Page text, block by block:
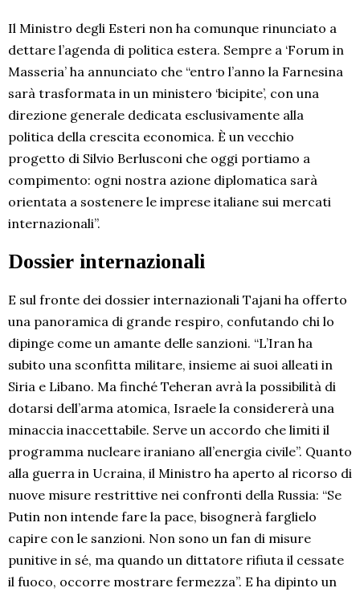
Il Ministro degli Esteri non ha comunque rinunciato a
dettare l’agenda di politica estera. Sempre a ‘Forum in
Masseria’ ha annunciato che “entro l’anno la Farnesina
sarà trasformata in un ministero ‘bicipite’, con una
direzione generale dedicata esclusivamente alla
politica della crescita economica. È un vecchio
progetto di Silvio Berlusconi che oggi portiamo a
compimento: ogni nostra azione diplomatica sarà
orientata a sostenere le imprese italiane sui mercati
internazionali”.
Dossier internazionali
E sul fronte dei dossier internazionali Tajani ha offerto
una panoramica di grande respiro, confutando chi lo
dipinge come un amante delle sanzioni. “L’Iran ha
subito una sconfitta militare, insieme ai suoi alleati in
Siria e Libano. Ma finché Teheran avrà la possibilità di
dotarsi dell’arma atomica, Israele la considererà una
minaccia inaccettabile. Serve un accordo che limiti il
programma nucleare iraniano all’energia civile”. Quanto
alla guerra in Ucraina, il Ministro ha aperto al ricorso di
nuove misure restrittive nei confronti della Russia: “Se
Putin non intende fare la pace, bisognerà farglielo
capire con le sanzioni. Non sono un fan di misure
punitive in sé, ma quando un dittatore rifiuta il cessate
il fuoco, occorre mostrare fermezza”. E ha dipinto un